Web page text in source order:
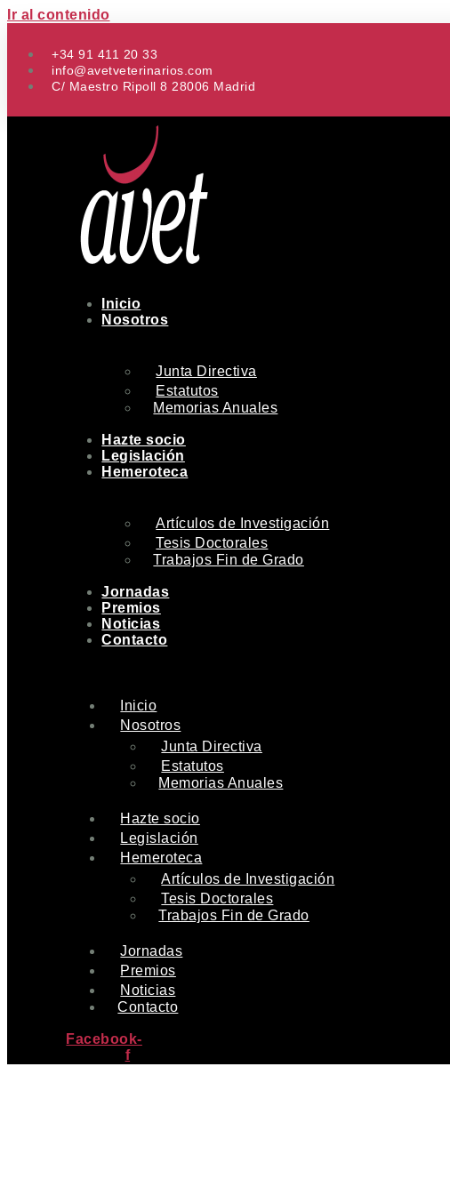
Ir al contenido
+34 91 411 20 33
info@avetveterinarios.com
C/ Maestro Ripoll 8 28006 Madrid
Inicio
Nosotros
Junta Directiva
Estatutos
Memorias Anuales
Hazte socio
Legislación
Hemeroteca
Artículos de Investigación
Tesis Doctorales
Trabajos Fin de Grado
Jornadas
Premios
Noticias
Contacto
Inicio
Nosotros
Junta Directiva
Estatutos
Memorias Anuales
Hazte socio
Legislación
Hemeroteca
Artículos de Investigación
Tesis Doctorales
Trabajos Fin de Grado
Jornadas
Premios
Noticias
Contacto
Facebook-
f